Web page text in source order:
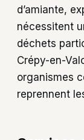
d’amiante,
nécessitent
déchets
Crépy-en-
organismes
reprennent